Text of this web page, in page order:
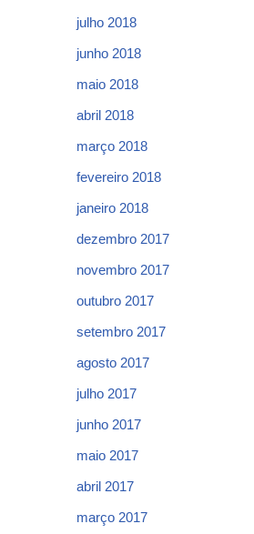
julho 2018
junho 2018
maio 2018
abril 2018
março 2018
fevereiro 2018
janeiro 2018
dezembro 2017
novembro 2017
outubro 2017
setembro 2017
agosto 2017
julho 2017
junho 2017
maio 2017
abril 2017
março 2017